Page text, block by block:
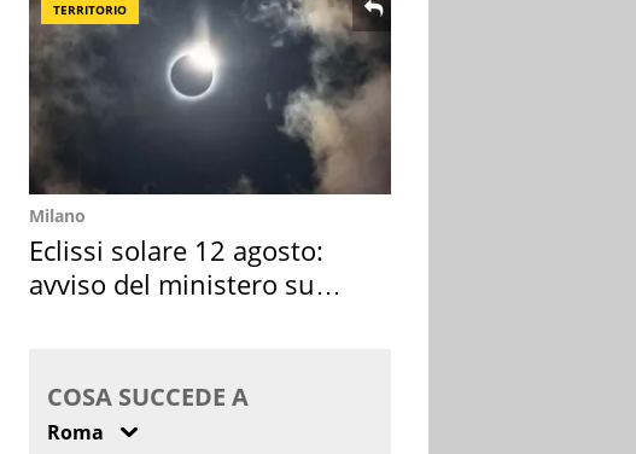
TERRITORIO
Milano
Eclissi solare 12 agosto:
avviso del ministero su